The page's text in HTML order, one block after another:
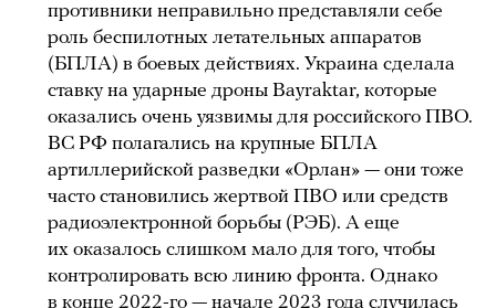
противники неправильно представляли себе
роль беспилотных летательных аппаратов
(БПЛА) в боевых действиях. Украина сделала
ставку на ударные дроны Bayraktar, которые
оказались очень уязвимы для российского ПВО.
ВС РФ полагались на крупные БПЛА
артиллерийской разведки «Орлан» — они тоже
часто становились жертвой ПВО или средств
радиоэлектронной борьбы (РЭБ). А еще
их оказалось слишком мало для того, чтобы
контролировать всю линию фронта. Однако
в конце 2022-го — начале 2023 года случилась